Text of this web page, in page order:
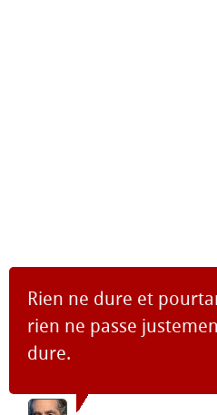
Rien ne dure et
rien ne passe
dure.